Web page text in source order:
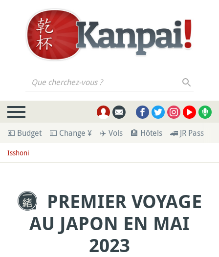
Que cherchez-vous ?
💶 Budget 💴 Change ¥ ✈️ Vols 🏨 Hôtels 🚄 JR Pass
Isshoni
PREMIER VOYAGE
AU JAPON EN MAI
2023